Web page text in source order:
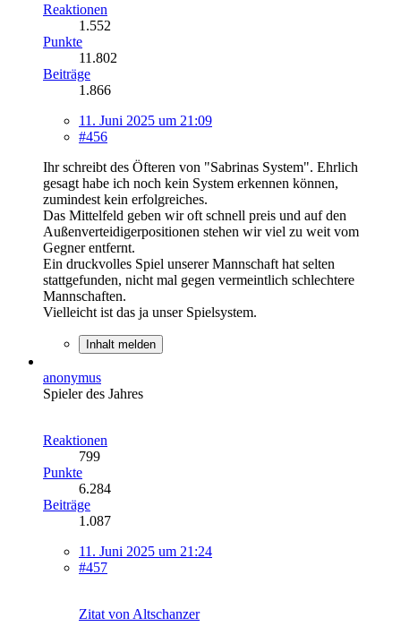
Reaktionen
1.552
Punkte
11.802
Beiträge
1.866
11. Juni 2025 um 21:09
#456
Ihr schreibt des Öfteren von "Sabrinas System". Ehrlich
gesagt habe ich noch kein System erkennen können,
zumindest kein erfolgreiches.
Das Mittelfeld geben wir oft schnell preis und auf den
Außenverteidigerpositionen stehen wir viel zu weit vom
Gegner entfernt.
Ein druckvolles Spiel unserer Mannschaft hat selten
stattgefunden, nicht mal gegen vermeintlich schlechtere
Mannschaften.
Vielleicht ist das ja unser Spielsystem.
Inhalt melden
anonymus
Spieler des Jahres
Reaktionen
799
Punkte
6.284
Beiträge
1.087
11. Juni 2025 um 21:24
#457
Zitat von Altschanzer